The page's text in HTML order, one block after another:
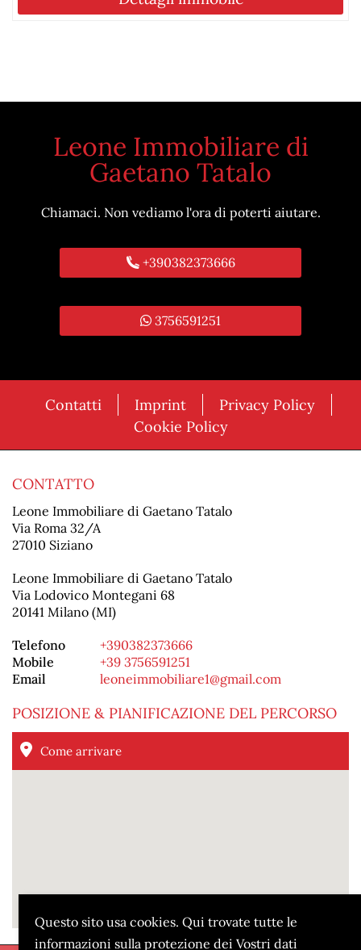
Leone Immobiliare di
Gaetano Tatalo
Chiamaci. Non vediamo l'ora di poterti aiutare.
+390382373666
3756591251
Contatti Imprint
Privacy Policy
Cookie Policy
CONTATTO
Leone Immobiliare di Gaetano Tatalo
Via Roma 32/A
27010 Siziano
Leone Immobiliare di Gaetano Tatalo
Via Lodovico Montegani 68
20141 Milano (MI)
Telefono
+390382373666
Mobile
+39 3756591251
Email
leoneimmobiliare1@gmail.com
POSIZIONE & PIANIFICAZIONE DEL PERCORSO
Come arrivare
Questo sito usa cookies. Qui trovate tutte le
informazioni sulla protezione dei Vostri dati